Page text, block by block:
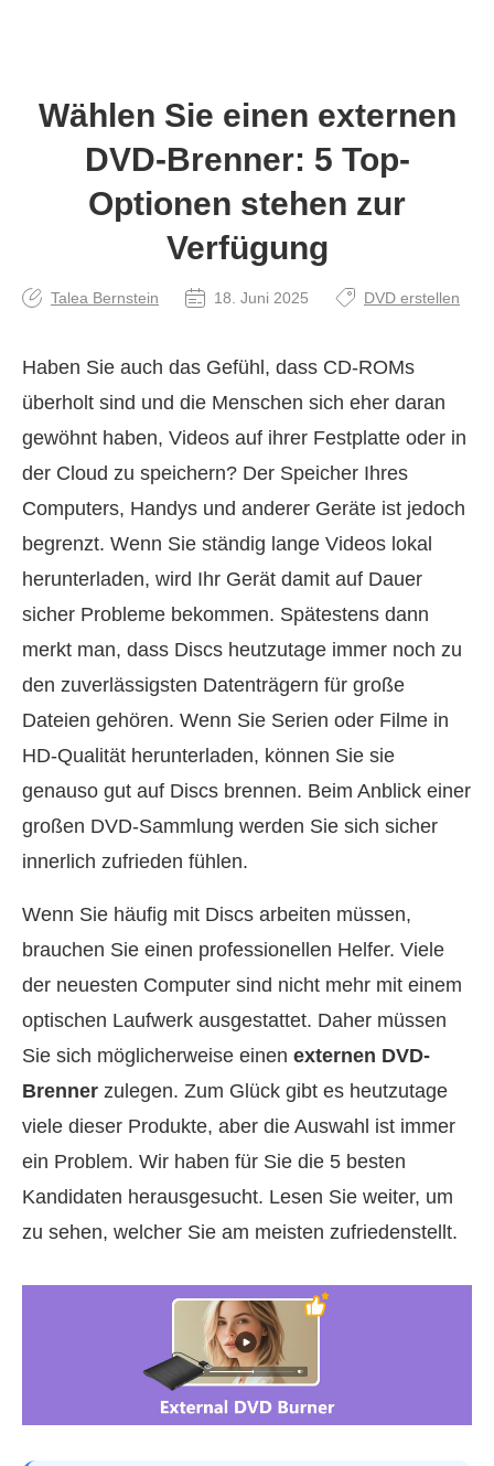
Wählen Sie einen externen
DVD-Brenner: 5 Top-
Optionen stehen zur
Verfügung
Talea Bernstein 18. Juni 2025 DVD erstellen
Haben Sie auch das Gefühl, dass CD-ROMs
überholt sind und die Menschen sich eher daran
gewöhnt haben, Videos auf ihrer Festplatte oder in
der Cloud zu speichern? Der Speicher Ihres
Computers, Handys und anderer Geräte ist jedoch
begrenzt. Wenn Sie ständig lange Videos lokal
herunterladen, wird Ihr Gerät damit auf Dauer
sicher Probleme bekommen. Spätestens dann
merkt man, dass Discs heutzutage immer noch zu
den zuverlässigsten Datenträgern für große
Dateien gehören. Wenn Sie Serien oder Filme in
HD-Qualität herunterladen, können Sie sie
genauso gut auf Discs brennen. Beim Anblick einer
großen DVD‑Sammlung werden Sie sich sicher
innerlich zufrieden fühlen.
Wenn Sie häufig mit Discs arbeiten müssen,
brauchen Sie einen professionellen Helfer. Viele
der neuesten Computer sind nicht mehr mit einem
optischen Laufwerk ausgestattet. Daher müssen
Sie sich möglicherweise einen externen DVD-
Brenner zulegen. Zum Glück gibt es heutzutage
viele dieser Produkte, aber die Auswahl ist immer
ein Problem. Wir haben für Sie die 5 besten
Kandidaten herausgesucht. Lesen Sie weiter, um
zu sehen, welcher Sie am meisten zufriedenstellt.